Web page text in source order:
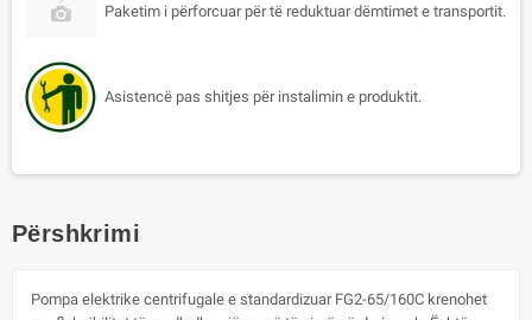
Paketim i përforcuar për të reduktuar dëmtimet e transportit.
Asistencë pas shitjes për instalimin e produktit.
Përshkrimi
Pompa elektrike centrifugale e standardizuar FG2-65/160C krenohet